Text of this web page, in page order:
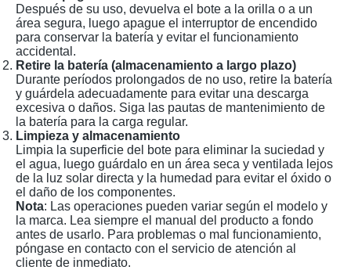
Después de su uso, devuelva el bote a la orilla o a un
área segura, luego apague el interruptor de encendido
para conservar la batería y evitar el funcionamiento
accidental.
Retire la batería (almacenamiento a largo plazo)
Durante períodos prolongados de no uso, retire la batería
y guárdela adecuadamente para evitar una descarga
excesiva o daños. Siga las pautas de mantenimiento de
la batería para la carga regular.
Limpieza y almacenamiento
Limpia la superficie del bote para eliminar la suciedad y
el agua, luego guárdalo en un área seca y ventilada lejos
de la luz solar directa y la humedad para evitar el óxido o
el daño de los componentes.
Nota: Las operaciones pueden variar según el modelo y
la marca. Lea siempre el manual del producto a fondo
antes de usarlo. Para problemas o mal funcionamiento,
póngase en contacto con el servicio de atención al
cliente de inmediato.